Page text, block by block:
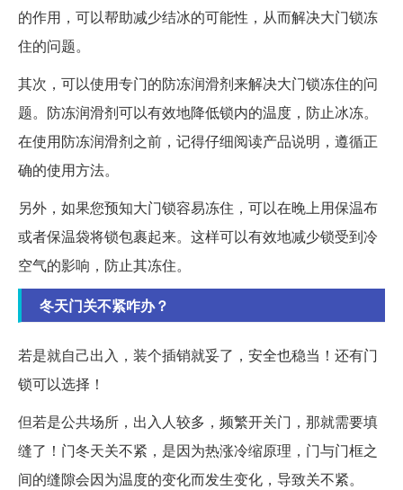
的作用，可以帮助减少结冰的可能性，从而解决大门锁冻
住的问题。
其次，可以使用专门的防冻润滑剂来解决大门锁冻住的问
题。防冻润滑剂可以有效地降低锁内的温度，防止冰冻。
在使用防冻润滑剂之前，记得仔细阅读产品说明，遵循正
确的使用方法。
另外，如果您预知大门锁容易冻住，可以在晚上用保温布
或者保温袋将锁包裹起来。这样可以有效地减少锁受到冷
空气的影响，防止其冻住。
冬天门关不紧咋办？
若是就自己出入，装个插销就妥了，安全也稳当！还有门
锁可以选择！
但若是公共场所，出入人较多，频繁开关门，那就需要填
缝了！门冬天关不紧，是因为热涨冷缩原理，门与门框之
间的缝隙会因为温度的变化而发生变化，导致关不紧。